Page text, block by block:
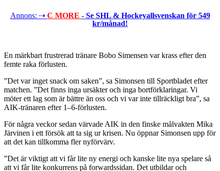
Annons: ⇢ C MORE - Se SHL & Hockeyallsvenskan för 549
kr/månad!
En märkbart frustrerad tränare Bobo Simensen var krass efter den
femte raka förlusten.
”Det var inget snack om saken”, sa Simonsen till Sportbladet efter
matchen. ”Det finns inga ursäkter och inga bortförklaringar. Vi
möter ett lag som är bättre än oss och vi var inte tillräckligt bra”, sa
AIK-tränaren efter 1–6-förlusten.
För några veckor sedan värvade AIK in den finske målvakten Mika
Järvinen i ett försök att ta sig ur krisen. Nu öppnar Simonsen upp för
att det kan tillkomma fler nyförvärv.
”Det är viktigt att vi får lite ny energi och kanske lite nya spelare så
att vi får lite konkurrens på forwardssidan. Det utbildar och